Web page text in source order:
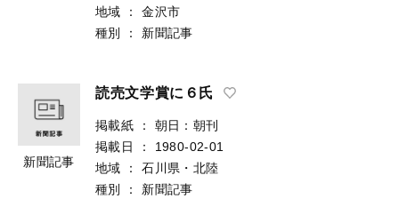
地域
：
金沢市
種別
： 新聞記事
新聞記事
読売文学賞に６氏
掲載紙 ：
朝日：朝刊
掲載日
：
1980-02-01
地域
：
石川県・北陸
種別
： 新聞記事